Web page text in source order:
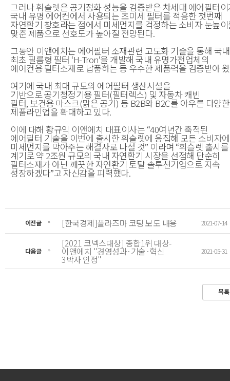
그러나 휘슬렛은 공기정화 성능을 검증받은 차세대 에어필터
국내 유명 에어컨에서 사용되는 초미세 필터를 적용한 첫번째
자연환기 창호라는 점에서 미세먼지를 걱정하는 소비자 눈높
맞춘 제품으로 선호도가 높아질 전망된다.
그동안 이앤에치는 에어필터 소재관련 고도화 기술을 통해 국내
최초 필름형 필터 ‘H-Tron’을 개발해 국내 유명가전업체의
에어컨용 필터소재로 납품하는 등 우수한 제품력을 검증받아
여기에 국내 최대 규모의 에어필터 생산시설을
기반으로공기청정기용 필터(필터렉스) 및 자동차 캐빈
필터, 보건용 마스크(맑은 공기) 등 B2B와 B2C를 아우른 다양한
제품라인업을 확대하고 있다.
이에 대해 황규익 이앤에치 대표이사는 “40여년간 축적된
에어필터 기술을 이번에 출시한 휘슬렛에 응집해 모든 소비자
미세먼지를 막아주는 해결사로 나설 것” 이라며 “휘슬렛 출시를
계기로 약 2조원 규모의 국내 자연환기 시장을 선점해 단순히
필터소재가 아닌 깨끗한 자연환기 토탈 솔루션기업으로 지속
성장하겠다”고 자신감을 피력했다.
이전글 [한국경제]플라즈마 코팅 보도 내용 2021-07-14
다음글
[2021 코넥스대상] 종합1위 대상-
이앤에치 "경영성과·기술·혁신
3박자 인정"
2021-05-31
목록